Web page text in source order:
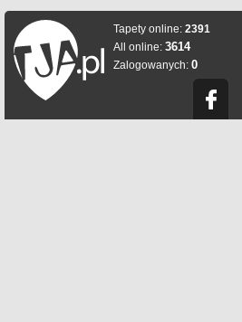
Tapety online: 2391
All online: 3614
Zalogowanych: 0